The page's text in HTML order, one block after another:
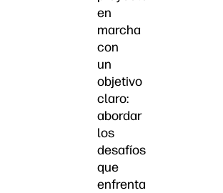
en
marcha
con
un
objetivo
claro:
abordar
los
desafíos
que
enfrenta